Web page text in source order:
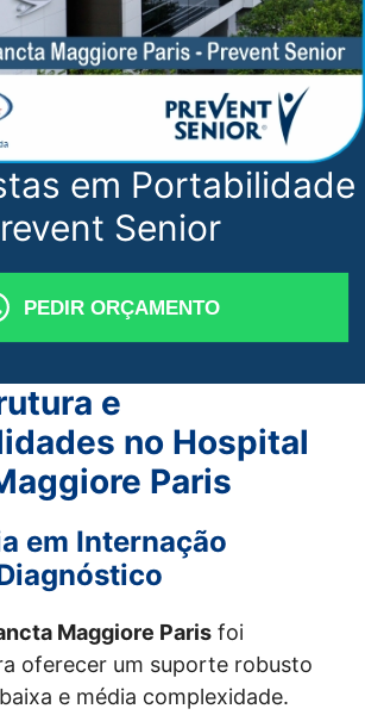
em Portabilidade
Senior
PEDIR ORÇAMENTO
e
no Hospital
Paris
em Internação
Maggiore Paris foi
oferecer um suporte robusto
e média complexidade.